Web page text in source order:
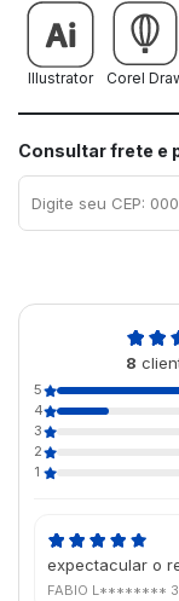
Illustrator Corel
Consultar frete e
8
5
4
3
2
1
expectacular o
FABIO L********